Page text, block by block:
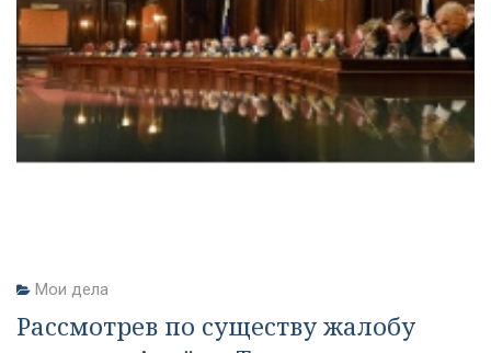
Мои дела
Рассмотрев по существу жалобу